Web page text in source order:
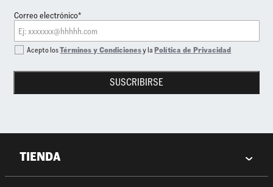
Correo electrónico*
SUSCRIBIRSE
Acepto losTérminos y Condicionesy laPolítica de Privacidad
TIENDA